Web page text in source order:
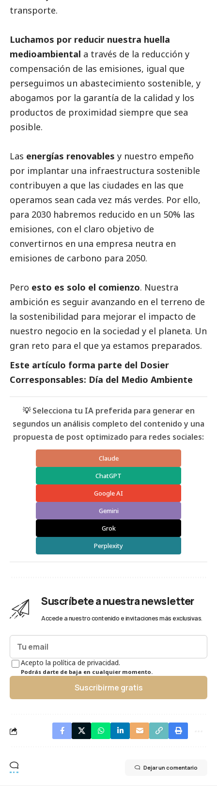
transporte.
Luchamos por reducir nuestra huella
medioambiental a través de la reducción y
compensación de las emisiones, igual que
perseguimos un abastecimiento sostenible, y
abogamos por la garantía de la calidad y los
productos de proximidad siempre que sea
posible.
Las energías renovables y nuestro empeño
por implantar una infraestructura sostenible
contribuyen a que las ciudades en las que
operamos sean cada vez más verdes. Por ello,
para 2030 habremos reducido en un 50% las
emisiones, con el claro objetivo de
convertirnos en una empresa neutra en
emisiones de carbono para 2050.
Pero esto es solo el comienzo. Nuestra
ambición es seguir avanzando en el terreno de
la sostenibilidad para mejorar el impacto de
nuestro negocio en la sociedad y el planeta. Un
gran reto para el que ya estamos preparados.
Este artículo forma parte del Dosier
Corresponsables: Día del Medio Ambiente
💡 Selecciona tu IA preferida para generar en
segundos un análisis completo del contenido y una
propuesta de post optimizado para redes sociales:
Claude
ChatGPT
Google AI
Gemini
Grok
Perplexity
Suscríbete a nuestra newsletter
Accede a nuestro contenido e invitaciones más exclusivas.
Acepto la política de privacidad.
Podrás darte de baja en cualquier momento.
Suscribirme gratis
Dejar un comentario